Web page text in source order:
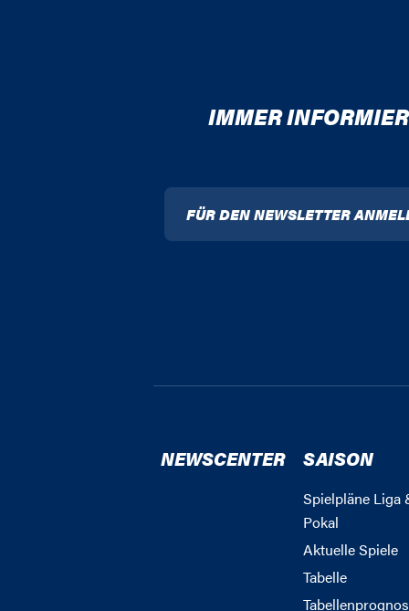
IMMER
FÜR DEN NEWSLETTER
NEWSCENTER SAISON
Spielpläne Liga
Pokal
Aktuelle Spiele
Tabelle